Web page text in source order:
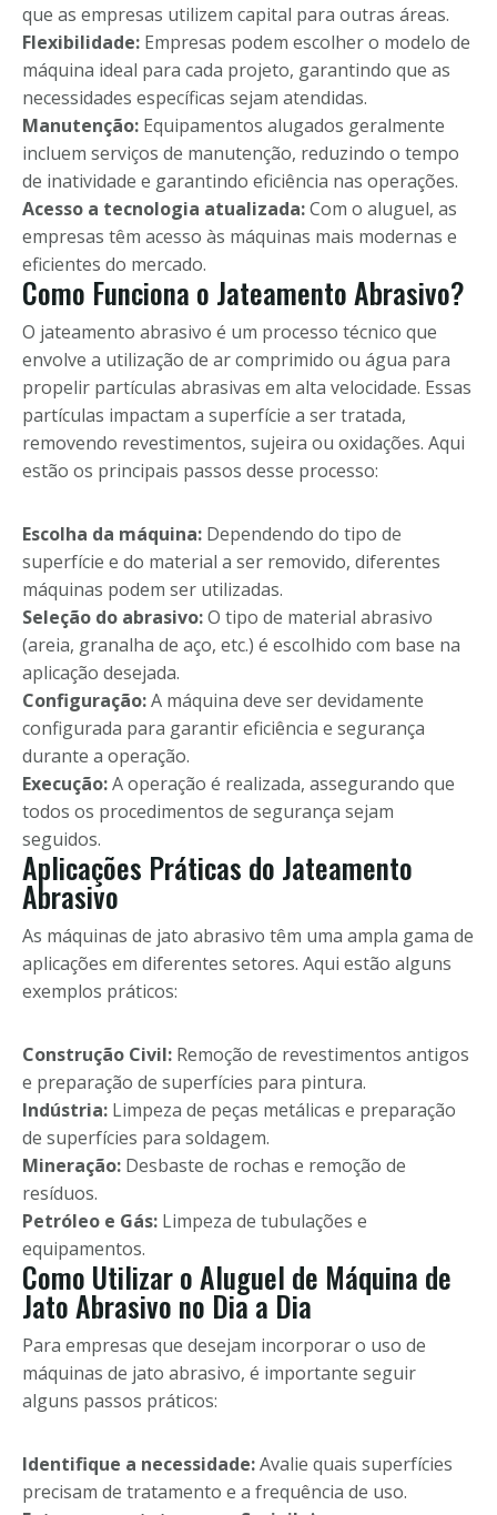
que as empresas utilizem capital para outras áreas.
Flexibilidade: Empresas podem escolher o modelo de
máquina ideal para cada projeto, garantindo que as
necessidades específicas sejam atendidas.
Manutenção: Equipamentos alugados geralmente
incluem serviços de manutenção, reduzindo o tempo
de inatividade e garantindo eficiência nas operações.
Acesso a tecnologia atualizada:Com o aluguel, as
empresas têm acesso às máquinas mais modernas e
eficientes do mercado.
Como Funciona o Jateamento Abrasivo?
O jateamento abrasivo é um processo técnico que
envolve a utilização de ar comprimido ou água para
propelir partículas abrasivas em alta velocidade. Essas
partículas impactam a superfície a ser tratada,
removendo revestimentos, sujeira ou oxidações. Aqui
estão os principais passos desse processo:
Escolha da máquina: Dependendo do tipo de
superfície e do material a ser removido, diferentes
máquinas podem ser utilizadas.
Seleção do abrasivo:O tipo de material abrasivo
(areia, granalha de aço, etc.) é escolhido com base na
aplicação desejada.
Configuração:A máquina deve ser devidamente
configurada para garantir eficiência e segurança
durante a operação.
Execução:A operação é realizada, assegurando que
todos os procedimentos de segurança sejam
seguidos.
Aplicações Práticas do Jateamento
Abrasivo
As máquinas de jato abrasivo têm uma ampla gama de
aplicações em diferentes setores. Aqui estão alguns
exemplos práticos:
Construção Civil: Remoção de revestimentos antigos
e preparação de superfícies para pintura.
Indústria: Limpeza de peças metálicas e preparação
de superfícies para soldagem.
Mineração: Desbaste de rochas e remoção de
resíduos.
Petróleo e Gás: Limpeza de tubulações e
equipamentos.
Como Utilizar o Aluguel de Máquina de
Jato Abrasivo no Dia a Dia
Para empresas que desejam incorporar o uso de
máquinas de jato abrasivo, é importante seguir
alguns passos práticos:
Identifique a necessidade:Avalie quais superfícies
precisam de tratamento e a frequência de uso.